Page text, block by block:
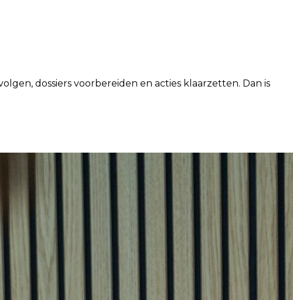
dossiers voorbereiden en acties klaarzetten. Dan is